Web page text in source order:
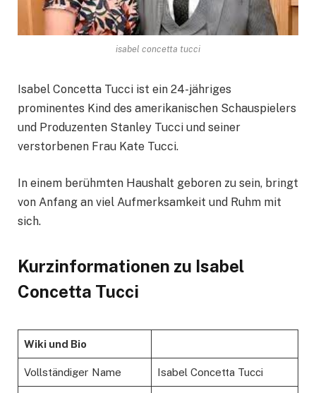
isabel concetta tucci
Isabel Concetta Tucci ist ein 24-jähriges
prominentes Kind des amerikanischen Schauspielers
und Produzenten Stanley Tucci und seiner
verstorbenen Frau Kate Tucci.
In einem berühmten Haushalt geboren zu sein, bringt
von Anfang an viel Aufmerksamkeit und Ruhm mit
sich.
Kurzinformationen zu Isabel
Concetta Tucci
Wiki und Bio
Vollständiger Name Isabel Concetta Tucci